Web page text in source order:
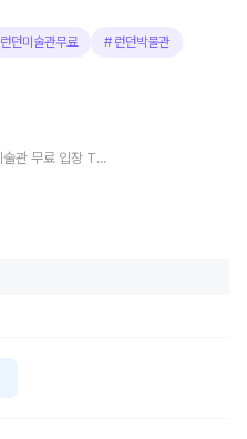
런던미술관무료 # 런던박물관
"북유럽 물가급인데 0원?" 런던 박물관·미술관 무료 입장 TOP 5